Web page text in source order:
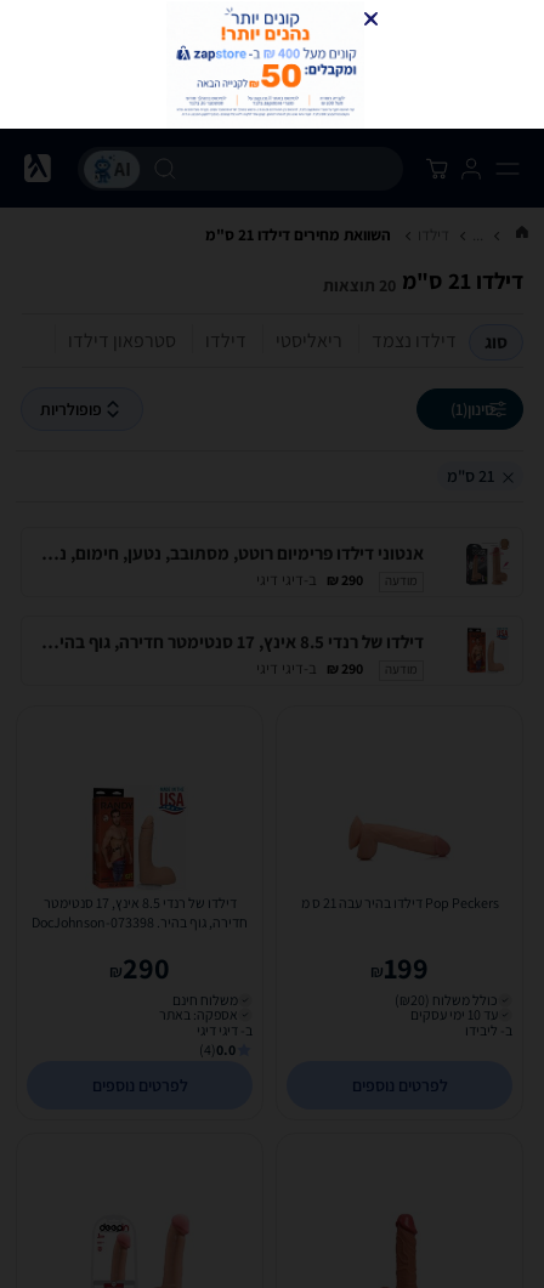
השוואת מחירים דילדו ‏21 ‏ס"מ
דילדו ‏21 ‏ס"מ 20 תוצאות
סוג דילדו נצמד ריאליסטי דילדו סטרפאון דילדו
סינון(1) פופולריות
21 ס"מ
אנטוני דילדו פרימיום רוטט, מסתובב, נטען, חימום, נצמד ועמיד במים ללא חוטים 21 סנטימטר של זין אמיתי שמספק תחושת חוויה סופר עוצמתית ואמיתית ! DIGI-4032
מודעה 290 ₪ ב-דיגי דיגי
דילדו של רנדי 8.5 אינץ, 17 סנטימטר חדירה, גוף בהיר. DocJohnson-073398
מודעה 290 ₪ ב-דיגי דיגי
Pop Peckers דילדו בהיר עבה 21 ס מ
199
₪
כולל משלוח (₪20)
עד 10 ימי עסקים
ב- ליבידו
לפרטים נוספים
דילדו של רנדי 8.5 אינץ, 17 סנטימטר
חדירה, גוף בהיר. DocJohnson-073398
290
₪
משלוח חינם
אספקה: באתר
ב- דיגי דיגי
0.0
(4)
לפרטים נוספים